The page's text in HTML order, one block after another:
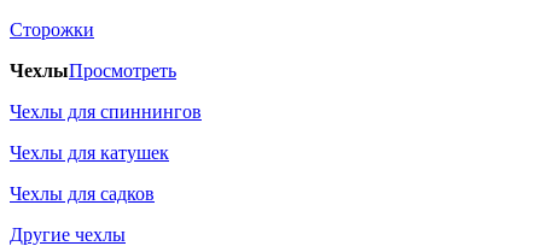
Сторожки
ЧехлыПросмотреть
Чехлы для спиннингов
Чехлы для катушек
Чехлы для садков
Другие чехлы